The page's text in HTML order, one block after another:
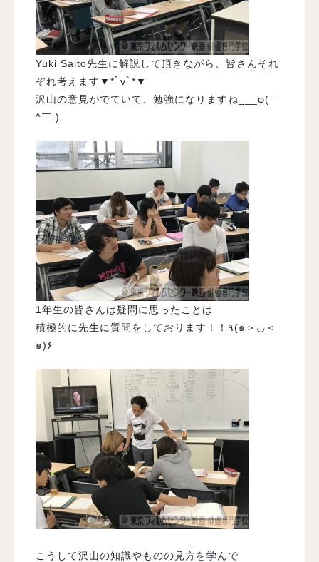
Yuki Saito先生に解説して頂きながら、皆さんそれ
ぞれ考えます▼*ﾟvﾟ*▼
沢山の意見がでていて、勉強になりますね___φ(￣
^￣ )
1年生の皆さんは疑問に思ったことは
積極的に先生に質問をしております！！٩(๑＞◡＜
๑)۶
こうして沢山の知識やものの見方を学んで